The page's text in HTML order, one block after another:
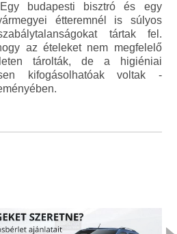
budapesti bisztró és egy
étteremnél is súlyos
tártak fel.
az ételeket nem megfelelő
tárolták, de a higiéniai
kifogásolhatóak voltak -